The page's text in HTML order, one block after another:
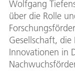
Wolfgang
über die Rolle
Gesellschaft,
Innovationen in